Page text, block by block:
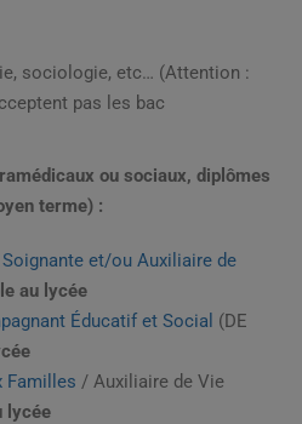
sociologie, etc… (Attention :
pas les bac
ou sociaux, diplômes
terme) :
et/ou Auxiliaire de
au lycée
Éducatif et Social (DE
Familles / Auxiliaire de Vie
lycée